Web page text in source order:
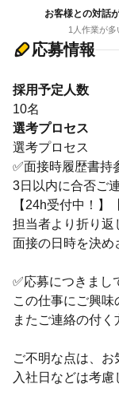
お客様との対話
1人作業が多
応募情報
採用予定人数
10名
選考プロセス
選考プロセス
✅面接時履歴書持
3日以内に合否ご
【24h受付中！】
担当者より折り返
面接の日時を決め
✅応募につきまし
この仕事にご興味
またご連絡の付く
ご不明な点は、お
入社日などは考慮